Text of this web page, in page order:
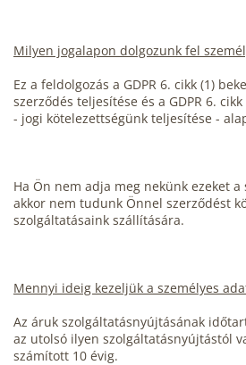
Milyen jogalapon dolgozunk fel
Ez a feldolgozás a GDPR 6. cikk (1)
szerződés teljesítése és a GDPR 6.
- jogi kötelezettségünk teljesítése -
Ha Ön nem adja meg nekünk ezeket a
akkor nem tudunk Önnel szerződést
szolgáltatásaink szállítására.
Mennyi ideig kezeljük a személyes
Az áruk szolgáltatásnyújtásának
az utolsó ilyen szolgáltatásnyújtástól
számított 10 évig.